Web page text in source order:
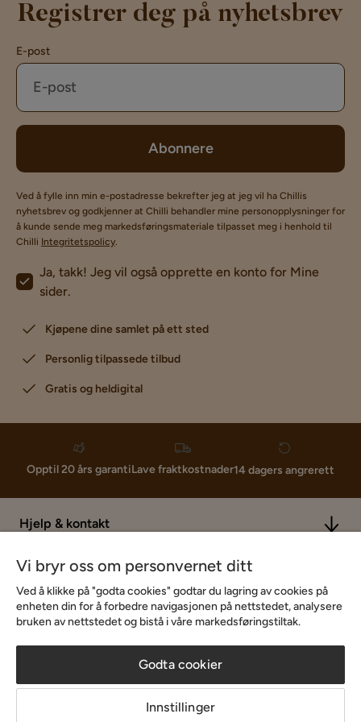
Registrer deg på nyhetsbrev
E-post
Abonnere
Ved å fylle inn min e-postadresse bekrefter jeg at jeg vil ha Chillis
nyhetsbrev og godkjenner at Chilli behandler mine personopplysninger for
å kunde sende meg markedsføringsmateriale tilpasset meg i henhold til
Chilli Integritetspolicy.
Ja, takk! Jeg vil også opprette en konto for Mine
sider.
Kjøpene dine samlet på ett sted
Personlig tilpassede tilbud
Gratis og heldigital
Opptil 20 års garantiLave fraktkostnader14 dagers angrerett
Hjelp & kontakt
Sortiment & tilbud
Inspirasjon
Om Chilli
Vi bryr oss om personvernet ditt
Ved å klikke på "godta cookies" godtar du lagring av cookies på
enheten din for å forbedre navigasjonen på nettstedet, analysere
bruken av nettstedet og bistå i våre markedsføringstiltak.
Godta cookier
Innstillinger